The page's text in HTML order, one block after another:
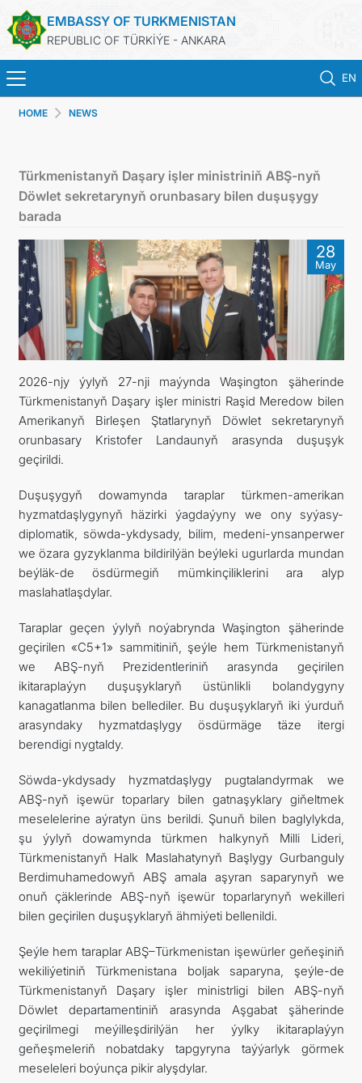
EMBASSY OF TURKMENISTAN
REPUBLIC OF TÜRKİÝE - ANKARA
EN
TURKMENISTAN
CONSULAR SERVICES
SCHEDULE AN APPOINTMENT
MFA
TOURISM
CONTACT US
HOME NEWS
Türkmenistanyň Daşary işler ministriniň ABŞ-nyň
Döwlet sekretarynyň orunbasary bilen duşuşygy
barada
28
May
2026-njy ýylyň 27-nji maýynda Waşington şäherinde
Türkmenistanyň Daşary işler ministri Raşid Meredow bilen
Amerikanyň Birleşen Ştatlarynyň Döwlet sekretarynyň
orunbasary Kristofer Landaunyň arasynda duşuşyk
geçirildi.
Duşuşygyň dowamynda taraplar türkmen-amerikan
hyzmatdaşlygynyň häzirki ýagdaýyny we ony syýasy-
diplomatik, söwda-ykdysady, bilim, medeni-ynsanperwer
we özara gyzyklanma bildirilýän beýleki ugurlarda mundan
beýläk-de ösdürmegiň mümkinçiliklerini ara alyp
maslahatlaşdylar.
Taraplar geçen ýylyň noýabrynda Waşington şäherinde
geçirilen «C5+1» sammitiniň, şeýle hem Türkmenistanyň
we ABŞ-nyň Prezidentleriniň arasynda geçirilen
ikitaraplaýyn duşuşyklaryň üstünlikli bolandygyny
kanagatlanma bilen bellediler. Bu duşuşyklaryň iki ýurduň
arasyndaky hyzmatdaşlygy ösdürmäge täze itergi
berendigi nygtaldy.
Söwda-ykdysady hyzmatdaşlygy pugtalandyrmak we
ABŞ-nyň işewür toparlary bilen gatnaşyklary giňeltmek
meselelerine aýratyn üns berildi. Şunuň bilen baglylykda,
şu ýylyň dowamynda türkmen halkynyň Milli Lideri,
Türkmenistanyň Halk Maslahatynyň Başlygy Gurbanguly
Berdimuhamedowyň ABŞ amala aşyran saparynyň we
onuň çäklerinde ABŞ-nyň işewür toparlarynyň wekilleri
bilen geçirilen duşuşyklaryň ähmiýeti bellenildi.
Şeýle hem taraplar ABŞ–Türkmenistan işewürler geňeşiniň
wekiliýetiniň Türkmenistana boljak saparyna, şeýle-de
Türkmenistanyň Daşary işler ministrligi bilen ABŞ-nyň
Döwlet departamentiniň arasynda Aşgabat şäherinde
geçirilmegi meýilleşdirilýän her ýylky ikitaraplaýyn
geňeşmeleriň nobatdaky tapgyryna taýýarlyk görmek
meseleleri boýunça pikir alyşdylar.